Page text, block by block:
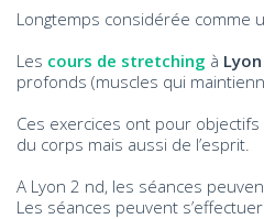
Longtemps considérée comme
Les cours de stretching à
profonds (muscles qui
Ces exercices ont pour
du corps mais aussi de l’esprit.
A Lyon 2 nd, les séances
Les séances peuvent